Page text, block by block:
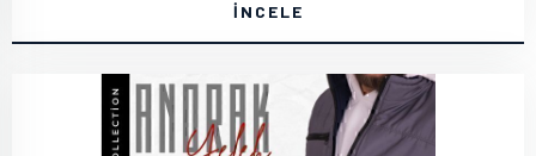
İNCELE